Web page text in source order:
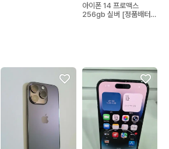
아이폰 14 프로맥스
256gb 실버 [정품배터리